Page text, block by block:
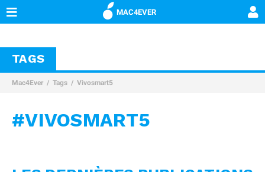
MAC4EVER
TAGS
Mac4Ever Tags Vivosmart5
#VIVOSMART5